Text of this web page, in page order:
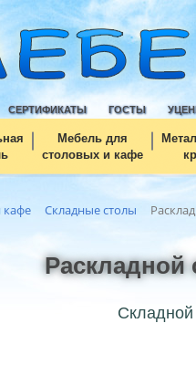
СЕРТИФИКАТЫ ГОСТЫ
Мебель для
столовых и кафе
кафе Складные столы
Раскладной